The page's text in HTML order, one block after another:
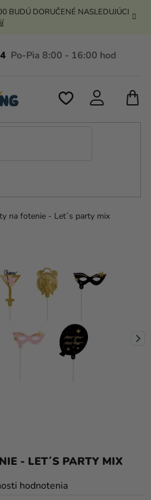
BUDÚ DORUČENÉ NASLEDUJÚCI
na fotenie - Let´s party mix
- LET´S PARTY MIX
hodnotenia